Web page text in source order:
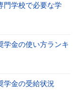
門学校で必要な学
学金の使い方ランキ
学金の受給状況